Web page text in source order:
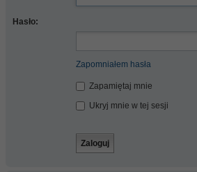
Hasło:
Zapomniałem hasła
Zapamiętaj mnie
Ukryj mnie w tej sesji